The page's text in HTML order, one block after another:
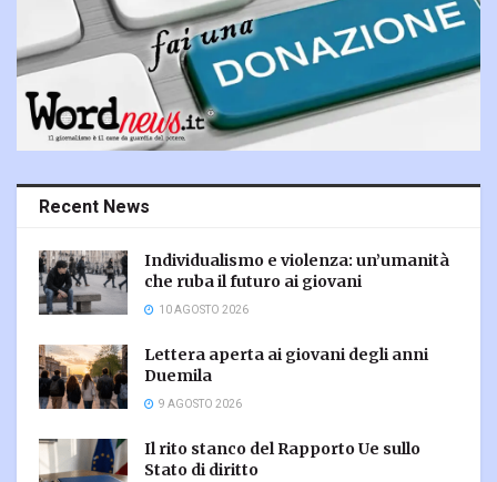
Recent News
Individualismo e violenza: un’umanità
che ruba il futuro ai giovani
10 AGOSTO 2026
Lettera aperta ai giovani degli anni
Duemila
9 AGOSTO 2026
Il rito stanco del Rapporto Ue sullo
Stato di diritto